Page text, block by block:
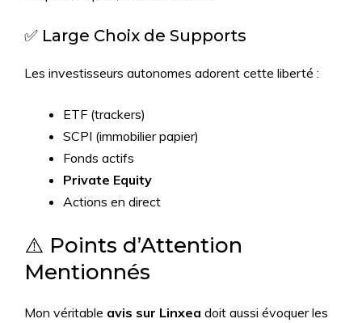
✅ Large Choix de Supports
Les investisseurs autonomes adorent cette liberté :
ETF (trackers)
SCPI (immobilier papier)
Fonds actifs
Private Equity
Actions en direct
⚠️ Points d’Attention
Mentionnés
Mon véritable avis sur Linxea doit aussi évoquer les